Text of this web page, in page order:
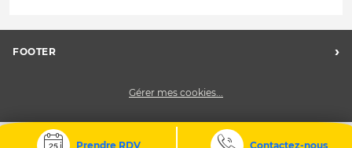
FOOTER ›
Charte des données personnelles
Gérer mes cookies...
Prendre RDV Contactez-nous